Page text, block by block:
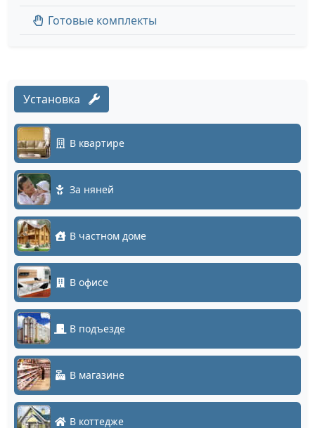
Готовые комплекты
Установка
В квартире
За няней
В частном доме
В офисе
В подъезде
В магазине
В коттедже